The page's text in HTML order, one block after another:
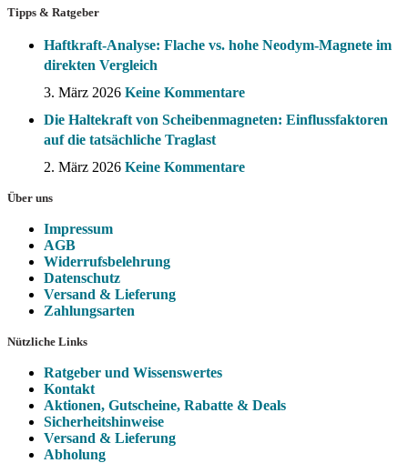
Tipps & Ratgeber
Haftkraft-Analyse: Flache vs. hohe Neodym-Magnete im
direkten Vergleich
3. März 2026 Keine Kommentare
Die Haltekraft von Scheibenmagneten: Einflussfaktoren
auf die tatsächliche Traglast
2. März 2026 Keine Kommentare
Über uns
Impressum
AGB
Widerrufsbelehrung
Datenschutz
Versand & Lieferung
Zahlungsarten
Nützliche Links
Ratgeber und Wissenswertes
Kontakt
Aktionen, Gutscheine, Rabatte & Deals
Sicherheitshinweise
Versand & Lieferung
Abholung